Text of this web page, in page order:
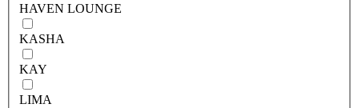
HAVEN LOUNGE
KASHA
KAY
LIMA